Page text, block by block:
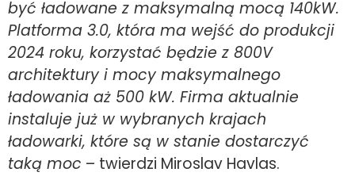
być ładowane z maksymalną mocą 140kW.
Platforma 3.0, która ma wejść do produkcji
2024 roku, korzystać będzie z 800V
architektury i mocy maksymalnego
ładowania aż 500 kW. Firma aktualnie
instaluje już w wybranych krajach
ładowarki, które są w stanie dostarczyć
taką moc – twierdzi Miroslav Havlas.